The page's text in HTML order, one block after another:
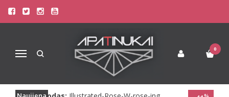
Navigacija
0
Pagrindinis Liemenėlės
Triumph Liemenėlės
Triumph spalvos liemenėlė Illustrated Rose W
TRIUMPH SPALVOS LIEMENĖLĖ
ILLUSTRATED ROSE W